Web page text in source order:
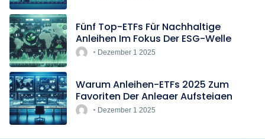
Fünf Top-ETFs Für Nachhaltige
Anleihen Im Fokus Der ESG-Welle
Dezember 1 2025
Warum Anleihen-ETFs 2025 Zum
Favoriten Der Anleger Aufsteigen
Dezember 1 2025